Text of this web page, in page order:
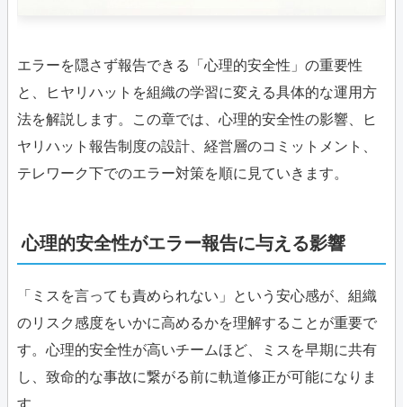
エラーを隠さず報告できる「心理的安全性」の重要性
と、ヒヤリハットを組織の学習に変える具体的な運用方
法を解説します。この章では、心理的安全性の影響、ヒ
ヤリハット報告制度の設計、経営層のコミットメント、
テレワーク下でのエラー対策を順に見ていきます。
心理的安全性がエラー報告に与える影響
「ミスを言っても責められない」という安心感が、組織
のリスク感度をいかに高めるかを理解することが重要で
す。心理的安全性が高いチームほど、ミスを早期に共有
し、致命的な事故に繋がる前に軌道修正が可能になりま